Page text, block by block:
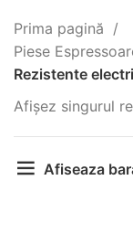
Prima pagină
Piese
Rezistente
Afișez singurul
Afiseaza